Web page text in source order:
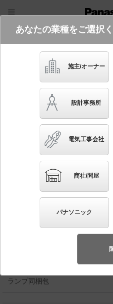
電気・建築設備（ビジネス）
フリーワード
品番・キーワード
かんたん
リニューアル用 天井直付
色） シーリングライト
ンプ交換型・防湿型・防雨
ランプ同梱包
あなたの業種をご選択く
施主/オーナー
設計事務所
電気工事会社
商社/問屋
パナソニック